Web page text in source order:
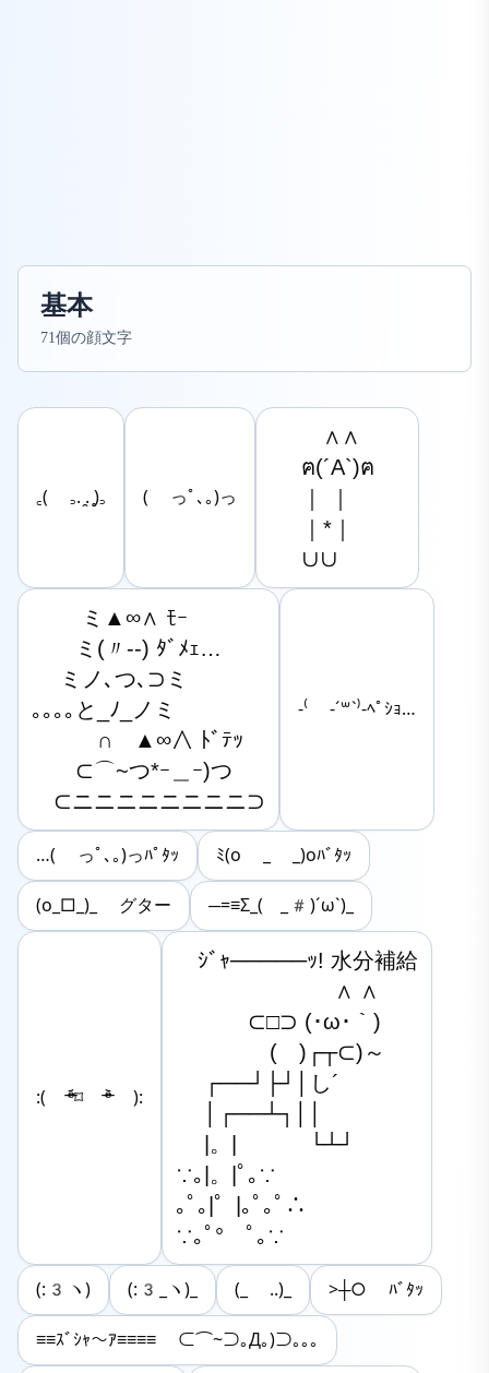
基本
71個の顔文字
꜀( ꜆. ̯. ̥)꜆ ( っﾟ､｡)っ
∧∧
ฅ(´A`)ฅ
｜*｜
∪∪
ミ▲∞∧ ﾓｰ
ミ(〃‐‐) ﾀﾞﾒｪ…
ミノ､つ､⊃ミ
｡｡｡｡と_ﾉ_ノミ
∩　▲∞∧ ﾄﾞﾃｯ
⊂⌒~つ*ｰ＿ｰ)つ
⊂ニニニニニニニニ⊃
-⁽ -´꒳`⁾-ﾍﾟｼｮ…
…( っﾟ､｡)っﾊﾟﾀｯ ﾐ(o _ _)oﾊﾞﾀｯ
(o_□_)_ グター ─=≡Σ_( _#)´ω`)_
:( ᵒ̴̶̷᷄⌑ ᵒ̴̶̷᷅ ):
ｼﾞｬ─────ｯ! 水分補給
∧ ∧
⊂□⊃ (･ω･｀)
(　)┌┬⊂)～
┌──┘├┘│し´
│┌──┴┐││
|。|　　　 └┴┘
∵｡|。|ﾟ｡∵
｡ﾟ｡|゜|｡ﾟ｡ﾟ∴
∵｡ﾟ°　ﾟ｡∵
(:3ヽ) (:3_ヽ)_ (_ ..)_ >┼○ ﾊﾞﾀｯ
≡≡ｽﾞｼｬ〜ｱ≡≡≡≡ ⊂⌒~⊃｡Д｡)⊃｡｡｡